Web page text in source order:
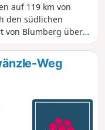
auf 119 km von
den südlichen
von Blumberg über
durch die
einstigen Kurort Bad
endet am Gasthof
Weg